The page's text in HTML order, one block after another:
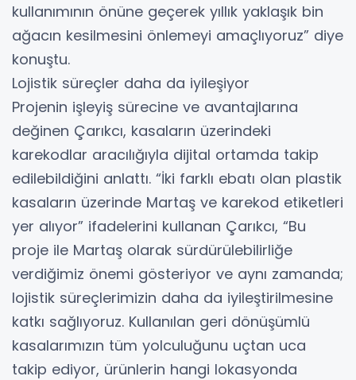
kullanımının önüne geçerek yıllık yaklaşık bin
ağacın kesilmesini önlemeyi amaçlıyoruz” diye
konuştu.
Lojistik süreçler daha da iyileşiyor
Projenin işleyiş sürecine ve avantajlarına
değinen Çarıkcı, kasaların üzerindeki
karekodlar aracılığıyla dijital ortamda takip
edilebildiğini anlattı. “İki farklı ebatı olan plastik
kasaların üzerinde Martaş ve karekod etiketleri
yer alıyor” ifadelerini kullanan Çarıkcı, “Bu
proje ile Martaş olarak sürdürülebilirliğe
verdiğimiz önemi gösteriyor ve aynı zamanda;
lojistik süreçlerimizin daha da iyileştirilmesine
katkı sağlıyoruz. Kullanılan geri dönüşümlü
kasalarımızın tüm yolculuğunu uçtan uca
takip ediyor, ürünlerin hangi lokasyonda